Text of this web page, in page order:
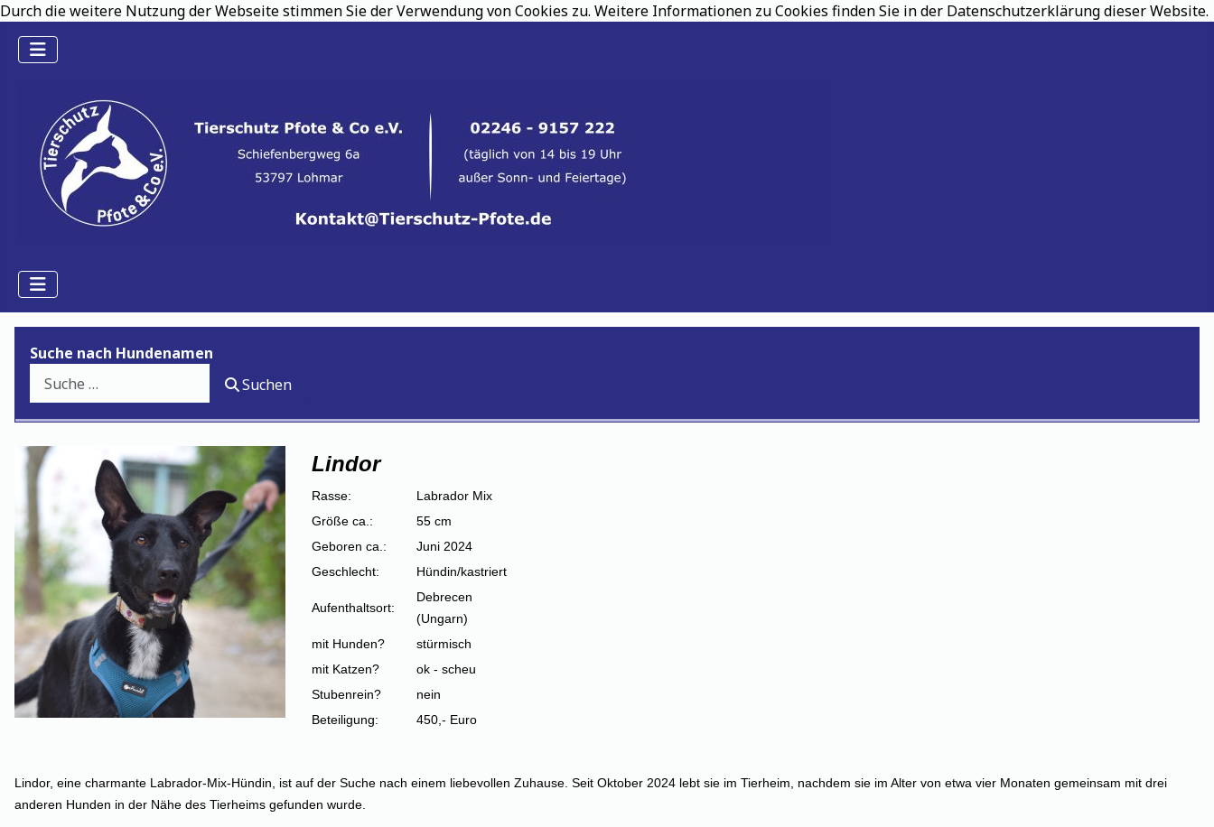
Durch die weitere Nutzung der Webseite stimmen Sie der Verwendung von Cookies zu. Weitere Informationen zu Cookies finden Sie in der Datenschutzerklärung dieser Website.
Suche nach Hundenamen
Suchen
Lindor
Rasse:
Labrador Mix
Größe ca.:
55 cm
Geboren ca.:
Juni 2024
Geschlecht:
Hündin/kastriert
Aufenthaltsort:
Debrecen
(Ungarn)
mit Hunden?
stürmisch
mit Katzen?
ok - scheu
Stubenrein?
nein
Beteiligung:
450,- Euro
Lindor, eine charmante Labrador-Mix-Hündin, ist auf der Suche nach einem liebevollen Zuhause. Seit Oktober 2024 lebt sie im Tierheim, nachdem sie im Alter von etwa vier Monaten gemeinsam mit drei
anderen Hunden in der Nähe des Tierheims gefunden wurde.